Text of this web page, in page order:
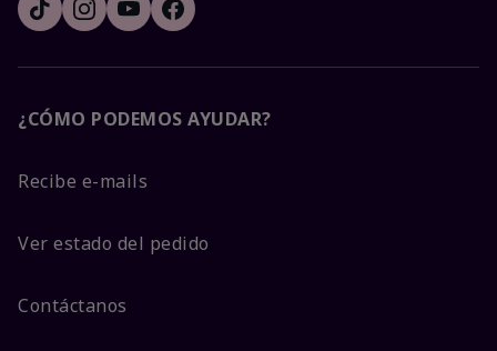
¿CÓMO PODEMOS AYUDAR?
Recibe e-mails
Ver estado del pedido
Contáctanos